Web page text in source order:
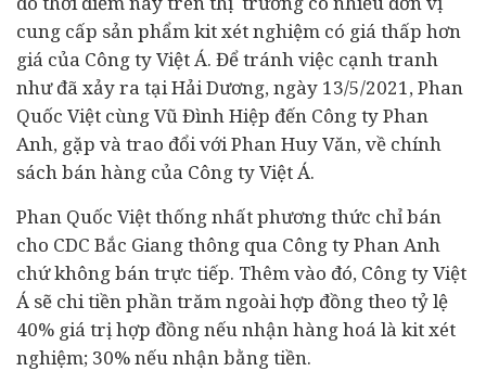
cung cấp sản phẩm kit xét nghiệm có giá thấp hơn
giá của Công ty Việt Á. Để tránh việc cạnh tranh
như đã xảy ra tại Hải Dương, ngày 13/5/2021, Phan
Quốc Việt cùng Vũ Đình Hiệp đến Công ty Phan
Anh, gặp và trao đổi với Phan Huy Văn, về chính
sách bán hàng của Công ty Việt Á.
Phan Quốc Việt thống nhất phương thức chỉ bán
cho CDC Bắc Giang thông qua Công ty Phan Anh
chứ không bán trực tiếp. Thêm vào đó, Công ty Việt
Á sẽ chi tiền phần trăm ngoài hợp đồng theo tỷ lệ
40% giá trị hợp đồng nếu nhận hàng hoá là kit xét
nghiệm; 30% nếu nhận bằng tiền.